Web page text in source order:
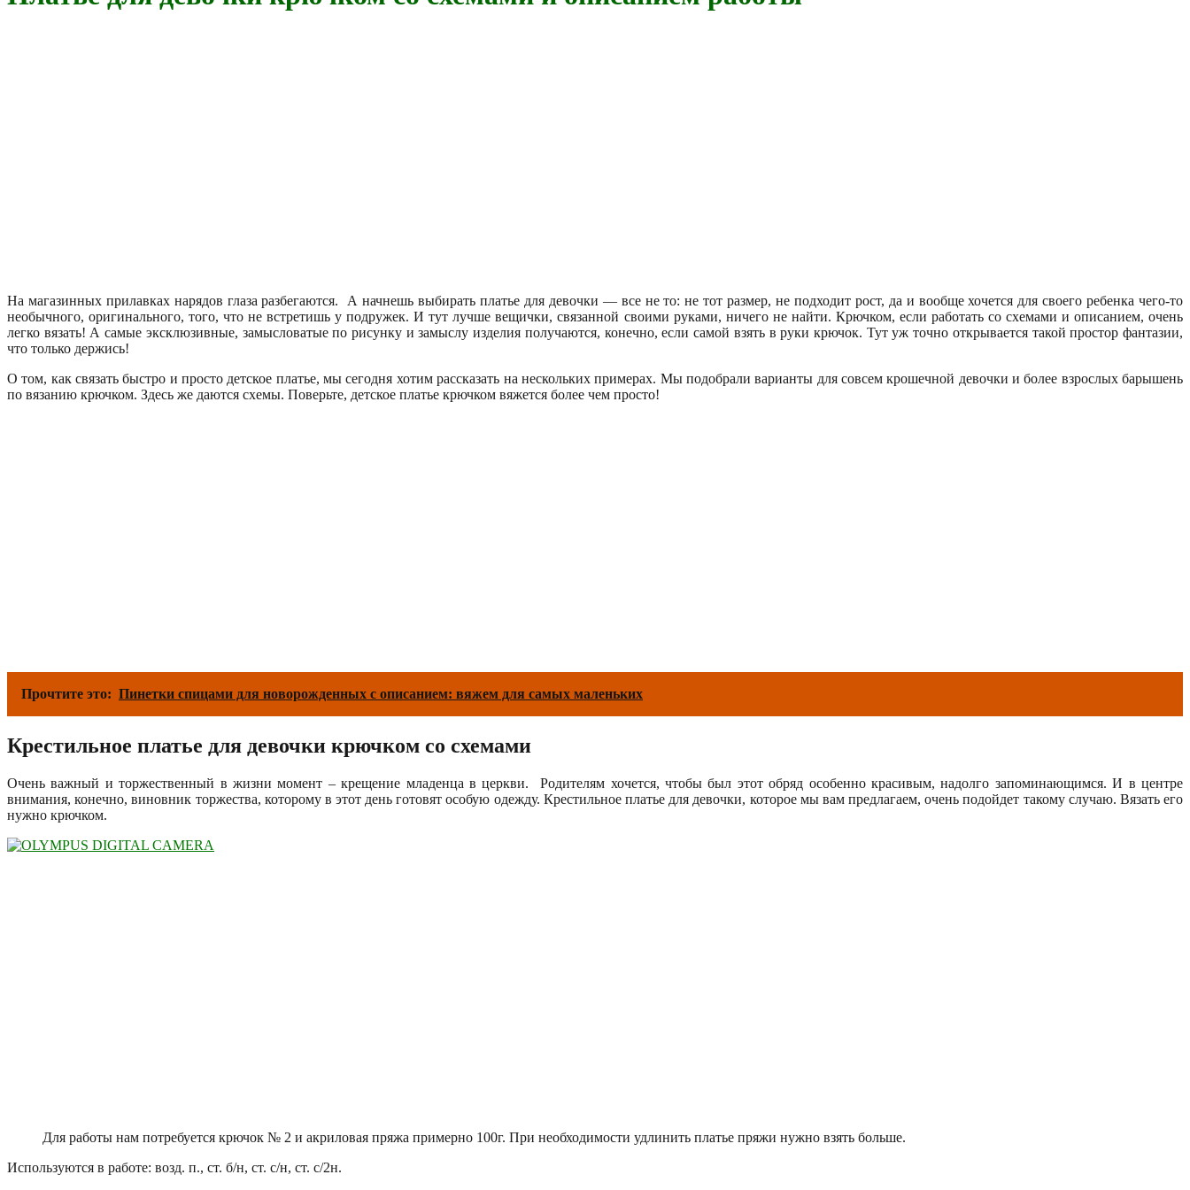
На магазинных прилавках нарядов глаза разбегаются. А начнешь выбирать платье для девочки — все не то: не тот размер, не подходит рост, да и вообще хочется для своего ребенка чего-то
необычного, оригинального, того, что не встретишь у подружек. И тут лучше вещички, связанной своими руками, ничего не найти. Крючком, если работать со схемами и описанием, очень
легко вязать! А самые эксклюзивные, замысловатые по рисунку и замыслу изделия получаются, конечно, если самой взять в руки крючок. Тут уж точно открывается такой простор фантазии,
что только держись!
О том, как связать быстро и просто детское платье, мы сегодня хотим рассказать на нескольких примерах. Мы подобрали варианты для совсем крошечной девочки и более взрослых барышень
по вязанию крючком. Здесь же даются схемы. Поверьте, детское платье крючком вяжется более чем просто!
Прочтите это: Пинетки спицами для новорожденных с описанием: вяжем для самых маленьких
Крестильное платье для девочки крючком со схемами
Очень важный и торжественный в жизни момент – крещение младенца в церкви. Родителям хочется, чтобы был этот обряд особенно красивым, надолго запоминающимся. И в центре
внимания, конечно, виновник торжества, которому в этот день готовят особую одежду. Крестильное платье для девочки, которое мы вам предлагаем, очень подойдет такому случаю. Вязать его
нужно крючком.
Для работы нам потребуется крючок № 2 и акриловая пряжа примерно 100г. При необходимости удлинить платье пряжи нужно взять больше.
Используются в работе: возд. п., ст. б/н, ст. с/н, ст. с/2н.